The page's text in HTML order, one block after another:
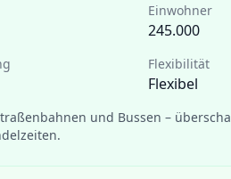
Einwohner
245.000
Flexibilität
Flexibel
und Bussen –